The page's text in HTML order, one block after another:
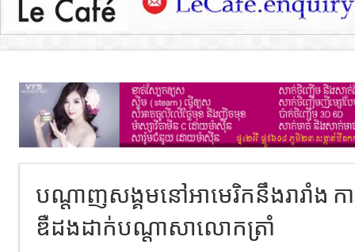
បណ្តាញសង្គមនៅអាមេរិក​នឹងរារាំង ក
ឌឺដង​​ដាក់បណ្តាសាលោកត្រាំ